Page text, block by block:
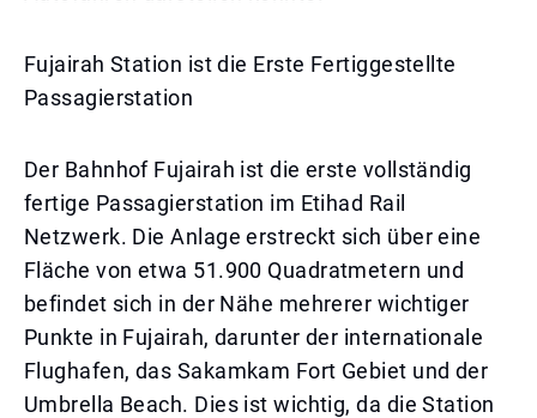
Fujairah Station ist die Erste Fertiggestellte
Passagierstation
Der Bahnhof Fujairah ist die erste vollständig
fertige Passagierstation im Etihad Rail
Netzwerk. Die Anlage erstreckt sich über eine
Fläche von etwa 51.900 Quadratmetern und
befindet sich in der Nähe mehrerer wichtiger
Punkte in Fujairah, darunter der internationale
Flughafen, das Sakamkam Fort Gebiet und der
Umbrella Beach. Dies ist wichtig, da die Station